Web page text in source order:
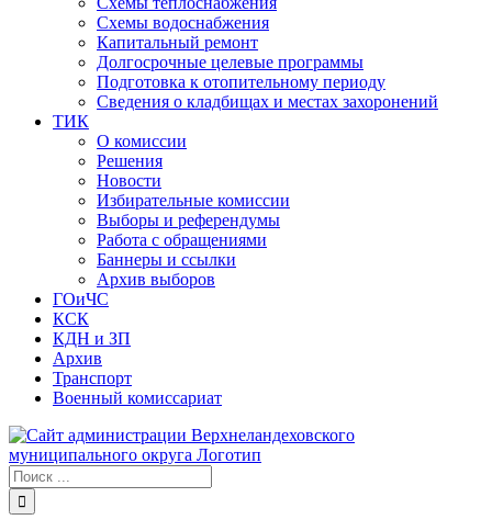
Схемы водоснабжения
Капитальный ремонт
Долгосрочные целевые программы
Подготовка к отопительному периоду
Сведения о кладбищах и местах захоронений
ТИК
О комиссии
Решения
Новости
Избирательные комиссии
Выборы и референдумы
Работа с обращениями
Баннеры и ссылки
Архив выборов
ГОиЧС
КСК
КДН и ЗП
Архив
Транспорт
Военный комиссариат
Результат
поиска: